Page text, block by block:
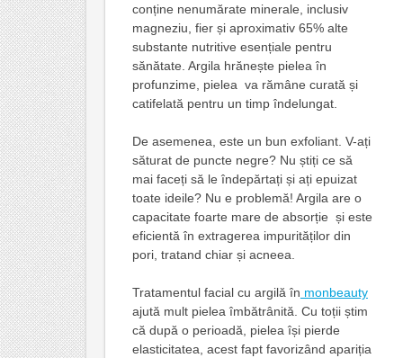
conține nenumărate minerale, inclusiv
magneziu, fier și aproximativ 65% alte
substante nutritive esențiale pentru
sănătate. Argila hrănește pielea în
profunzime, pielea va rămâne curată și
catifelată pentru un timp îndelungat.
De asemenea, este un bun exfoliant. V-ați
săturat de puncte negre? Nu știți ce să
mai faceți să le îndepărtați și ați epuizat
toate ideile? Nu e problemă! Argila are o
capacitate foarte mare de absorție și este
eficientă în extragerea impurităților din
pori, tratand chiar și acneea.
Tratamentul facial cu argilă în monbeauty
ajută mult pielea îmbătrânită. Cu toții știm
că după o perioadă, pielea își pierde
elasticitatea, acest fapt favorizând apariția